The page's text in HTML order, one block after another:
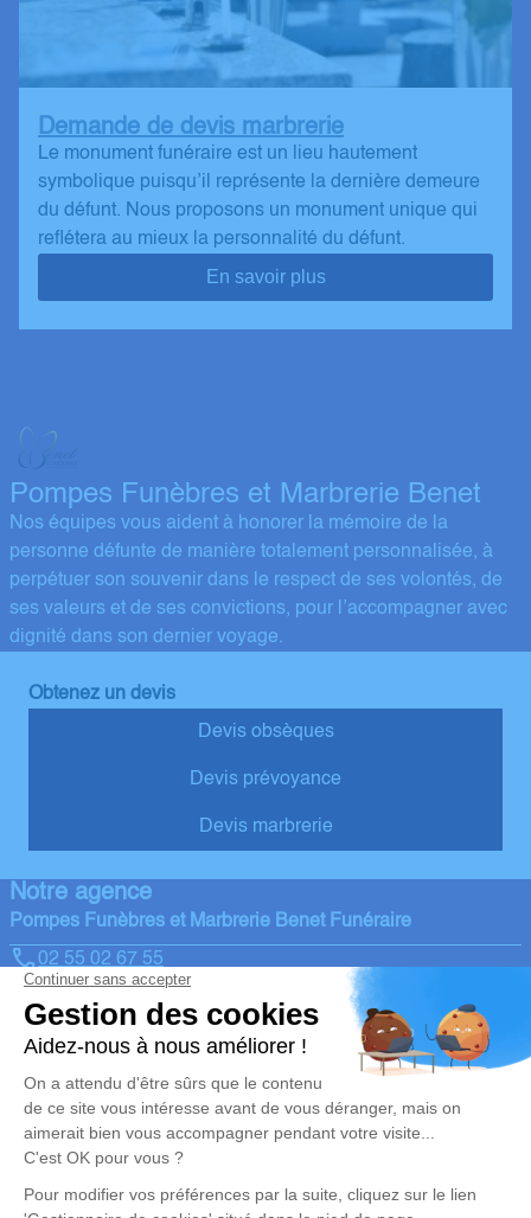
Demande de devis marbrerie
Le monument funéraire est un lieu hautement
symbolique puisqu’il représente la dernière demeure
du défunt. Nous proposons un monument unique qui
reflétera au mieux la personnalité du défunt.
En savoir plus
Pompes Funèbres et Marbrerie Benet
Nos équipes vous aident à honorer la mémoire de la
personne défunte de manière totalement personnalisée, à
perpétuer son souvenir dans le respect de ses volontés, de
ses valeurs et de ses convictions, pour l’accompagner avec
dignité dans son dernier voyage.
Obtenez un devis
Devis obsèques
Devis prévoyance
Devis marbrerie
Notre agence
Pompes Funèbres et Marbrerie Benet Funéraire
02 55 02 67 55
benet@pompes-funebres-naulleau.fr
7, Route de Niort, Richebonne - 85490 - Benet
4.9/5 - 65 avis
Nos Services
Organiser des obsèques
Monuments funéraires
Services aux familles
Liens utiles
Avis de décès
Demande de rendez-vous en